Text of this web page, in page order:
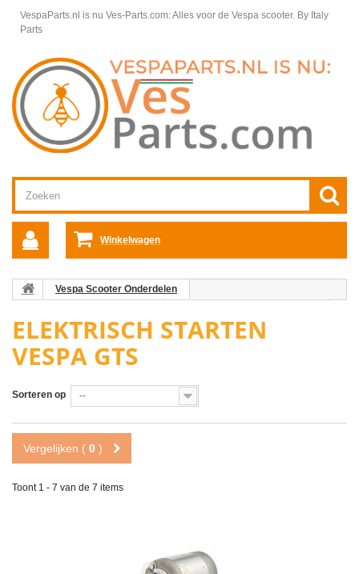
VespaParts.nl is nu Ves-Parts.com: Alles voor de Vespa scooter. By Italy
Parts
Winkelwagen
Vespa Scooter Onderdelen
Elektrisch Starten Vespa GTS
ELEKTRISCH STARTEN
VESPA GTS
Sorteren op --
Vergelijken ( 0 )
Toont 1 - 7 van de 7 items